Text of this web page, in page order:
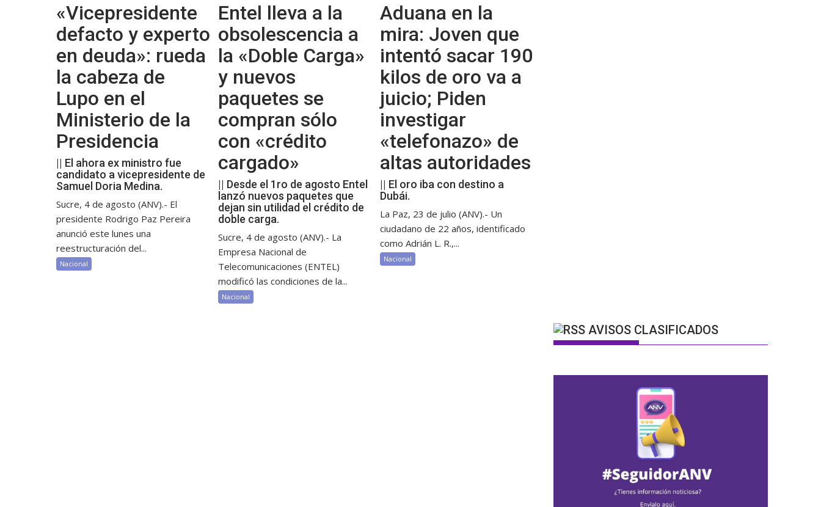
«Vicepresidente
defacto y experto
en deuda»: rueda
la cabeza de
Lupo en el
Ministerio de la
Presidencia
|| El ahora ex ministro fue
candidato a vicepresidente de
Samuel Doria Medina.
Sucre, 4 de agosto (ANV).- El
presidente Rodrigo Paz Pereira
anunció este lunes una
reestructuración del...
Nacional
Entel lleva a la
obsolescencia a
la «Doble Carga»
y nuevos
paquetes se
compran sólo
con «crédito
cargado»
|| Desde el 1ro de agosto Entel
lanzó nuevos paquetes que
dejan sin utilidad el crédito de
doble carga.
Sucre, 4 de agosto (ANV).- La
Empresa Nacional de
Telecomunicaciones (ENTEL)
modificó las condiciones de la...
Nacional
Aduana en la
mira: Joven que
intentó sacar 190
kilos de oro va a
juicio; Piden
investigar
«telefonazo» de
altas autoridades
|| El oro iba con destino a
Dubái.
La Paz, 23 de julio (ANV).- Un
ciudadano de 22 años, identificado
como Adrián L. R.,...
Nacional
AVISOS CLASIFICADOS